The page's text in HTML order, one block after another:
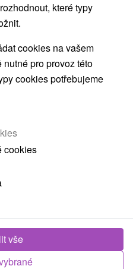
které typy
cookies na vašem
pro provoz této
cookies potřebujeme
cookies
vše